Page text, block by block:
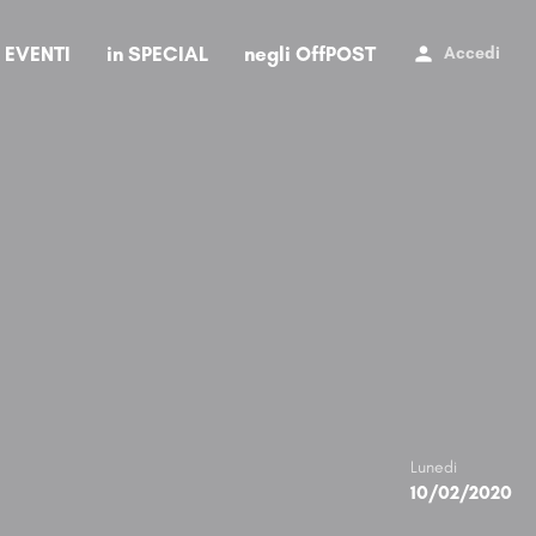
in SPECIAL negli OffPOST Accedi
Lunedi
10/02/2020